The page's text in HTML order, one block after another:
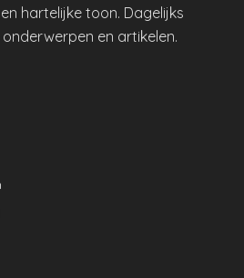
hartelijke toon. Dagelijks
en artikelen.